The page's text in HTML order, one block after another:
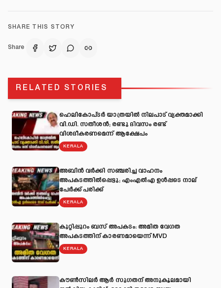
SHARE THIS STORY
Share
RELATED STORIES
ഹെലികോപ്ടർ യാത്രയിൽ നിലപാട് വ്യക്തമാക്കി
വി.ഡി. സതീശൻ; രണ്ടു ദിവസം രണ്ട്
വിശദീകരണമെന്ന് ആക്ഷേപം
KERALA
അബിന്‍ വര്‍ക്കി സഞ്ചരിച്ച വാഹനം
അപകടത്തില്‍പ്പെട്ടു; എംഎല്‍എ ഉള്‍പ്പടെ നാല്
പേര്‍ക്ക് പരിക്ക്
KERALA
കുറ്റിപ്പുറം ബസ് അപകടം: അമിത വേഗത
അപകടത്തിന് കാരണമായെന്ന് MVD
KERALA
കൗൺസിലർ ആർ സുഗതന് അനുകൂലമായി